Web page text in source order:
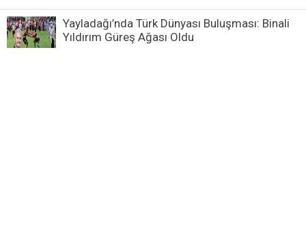
Yayladağı’nda Türk Dünyası Buluşması: Binali
Yıldırım Güreş Ağası Oldu